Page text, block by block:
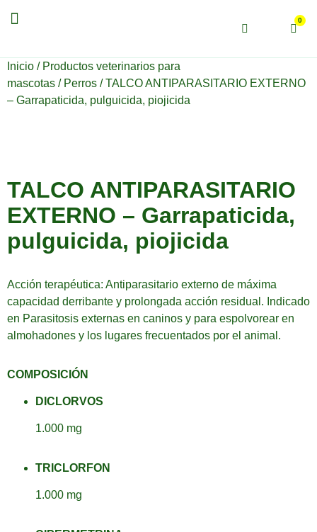
0
Inicio / Productos veterinarios para
mascotas / Perros / TALCO ANTIPARASITARIO EXTERNO
– Garrapaticida, pulguicida, piojicida
TALCO ANTIPARASITARIO
EXTERNO – Garrapaticida,
pulguicida, piojicida
Acción terapéutica: Antiparasitario externo de máxima
capacidad derribante y prolongada acción residual. Indicado
en Parasitosis externas en caninos y para espolvorear en
almo­hadones y los lugares frecuentados por el animal.
COMPOSICIÓN
DICLORVOS
1.000 mg
TRICLORFON
1.000 mg